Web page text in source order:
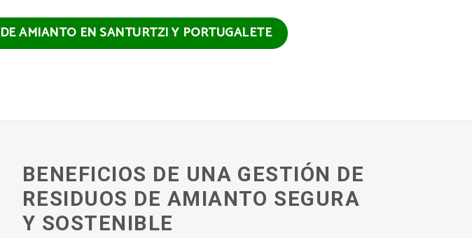
AMIANTO EN SANTURTZI Y PORTUGALETE
BENEFICIOS DE UNA GESTIÓN DE
RESIDUOS DE AMIANTO SEGURA
Y SOSTENIBLE